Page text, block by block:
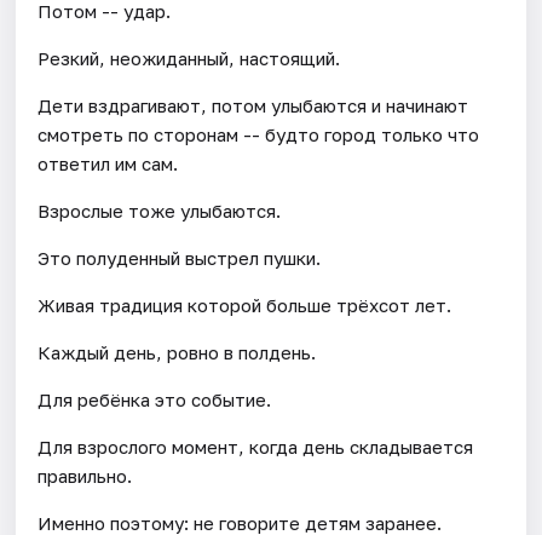
Потом -- удар.
Резкий, неожиданный, настоящий.
Дети вздрагивают, потом улыбаются и начинают
смотреть по сторонам -- будто город только что
ответил им сам.
Взрослые тоже улыбаются.
Это полуденный выстрел пушки.
Живая традиция которой больше трёхсот лет.
Каждый день, ровно в полдень.
Для ребёнка это событие.
Для взрослого момент, когда день складывается
правильно.
Именно поэтому: не говорите детям заранее.